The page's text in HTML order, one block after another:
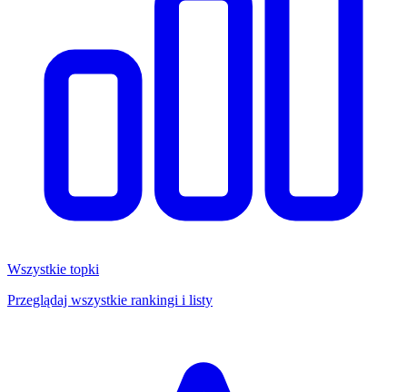
Wszystkie topki
Przeglądaj wszystkie rankingi i listy